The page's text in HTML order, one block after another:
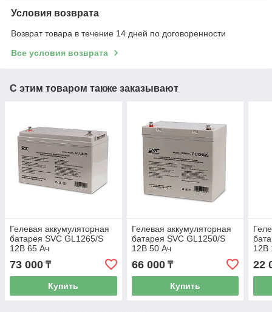
Условия возврата
Возврат товара в течение 14 дней по договоренности
Все условия возврата
С этим товаром также заказывают
Гелевая аккумуляторная
батарея SVC GL1265/S
12В 65 Ач
73 000 ₸
Купить
Гелевая аккумуляторная
батарея SVC GL1250/S
12В 50 Ач
66 000₸
Купить
12В
22